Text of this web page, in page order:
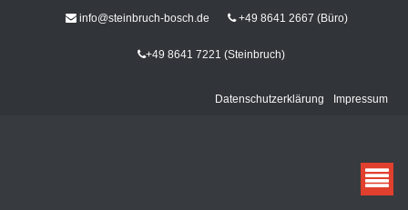
info@steinbruch-bosch.de +49 8641 2667 (Büro)
+49 8641 7221 (Steinbruch)
Datenschutzerklärung Impressum